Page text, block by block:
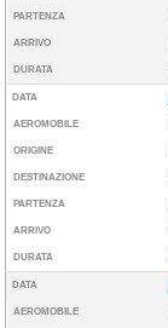
PARTENZA
ARRIVO
DURATA
DATA
AEROMOBILE
ORIGINE
DESTINAZIONE
PARTENZA
ARRIVO
DURATA
DATA
AEROMOBILE